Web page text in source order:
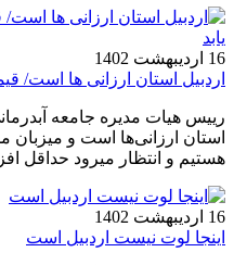
16 اردیبهشت 1402
اردبیل استان ارزانی ها است/
رییس هیات مدیره جامعه
استان ارزانی‌ها است و
هستیم و انتظار میرود حداقل
16 اردیبهشت 1402
اینجا لوت نیست اردبیل است